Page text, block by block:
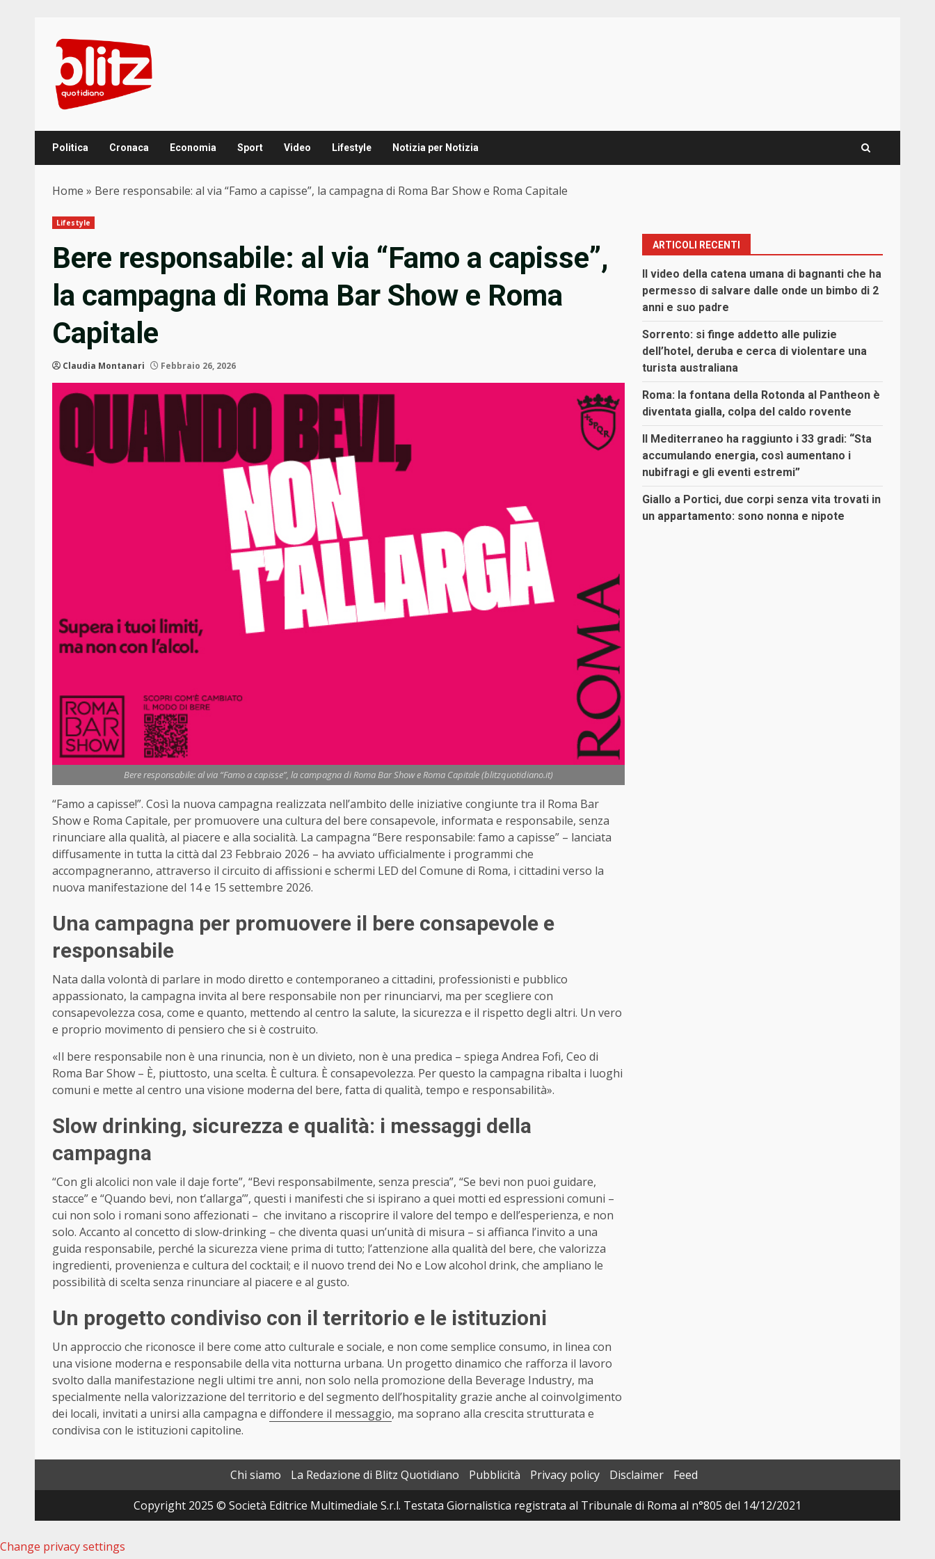
content
Politica Cronaca Economia Sport Video Lifestyle Notizia per Notizia
Home » Bere responsabile: al via “Famo a capisse”, la campagna di Roma Bar Show e Roma Capitale
Lifestyle
Bere responsabile: al via “Famo a capisse”,
la campagna di Roma Bar Show e Roma
Capitale
Claudia Montanari Febbraio 26, 2026
Bere responsabile: al via “Famo a capisse”, la campagna di Roma Bar Show e Roma Capitale (blitzquotidiano.it)
“Famo a capisse!”. Così la nuova campagna realizzata nell’ambito delle iniziative congiunte tra il Roma Bar
Show e Roma Capitale, per promuovere una cultura del bere consapevole, informata e responsabile, senza
rinunciare alla qualità, al piacere e alla socialità. La campagna “Bere responsabile: famo a capisse” – lanciata
diffusamente in tutta la città dal 23 Febbraio 2026 – ha avviato ufficialmente i programmi che
accompagneranno, attraverso il circuito di affissioni e schermi LED del Comune di Roma, i cittadini verso la
nuova manifestazione del 14 e 15 settembre 2026.
Una campagna per promuovere il bere consapevole e
responsabile
Nata dalla volontà di parlare in modo diretto e contemporaneo a cittadini, professionisti e pubblico
appassionato, la campagna invita al bere responsabile non per rinunciarvi, ma per scegliere con
consapevolezza cosa, come e quanto, mettendo al centro la salute, la sicurezza e il rispetto degli altri. Un vero
e proprio movimento di pensiero che si è costruito.
«Il bere responsabile non è una rinuncia, non è un divieto, non è una predica – spiega Andrea Fofi, Ceo di
Roma Bar Show – È, piuttosto, una scelta. È cultura. È consapevolezza. Per questo la campagna ribalta i luoghi
comuni e mette al centro una visione moderna del bere, fatta di qualità, tempo e responsabilità».
Slow drinking, sicurezza e qualità: i messaggi della
campagna
“Con gli alcolici non vale il daje forte”, “Bevi responsabilmente, senza prescia”, “Se bevi non puoi guidare,
stacce” e “Quando bevi, non t’allarga’”, questi i manifesti che si ispirano a quei motti ed espressioni comuni –
cui non solo i romani sono affezionati – che invitano a riscoprire il valore del tempo e dell’esperienza, e non
solo. Accanto al concetto di slow-drinking – che diventa quasi un’unità di misura – si affianca l’invito a una
guida responsabile, perché la sicurezza viene prima di tutto; l’attenzione alla qualità del bere, che valorizza
ingredienti, provenienza e cultura del cocktail; e il nuovo trend dei No e Low alcohol drink, che ampliano le
possibilità di scelta senza rinunciare al piacere e al gusto.
Un progetto condiviso con il territorio e le istituzioni
Un approccio che riconosce il bere come atto culturale e sociale, e non come semplice consumo, in linea con
una visione moderna e responsabile della vita notturna urbana. Un progetto dinamico che rafforza il lavoro
svolto dalla manifestazione negli ultimi tre anni, non solo nella promozione della Beverage Industry, ma
specialmente nella valorizzazione del territorio e del segmento dell’hospitality grazie anche al coinvolgimento
dei locali, invitati a unirsi alla campagna e diffondere il messaggio, ma soprano alla crescita strutturata e
condivisa con le istituzioni capitoline.
ARTICOLI RECENTI
Il video della catena umana di bagnanti che ha
permesso di salvare dalle onde un bimbo di 2
anni e suo padre
Sorrento: si finge addetto alle pulizie
dell’hotel, deruba e cerca di violentare una
turista australiana
Roma: la fontana della Rotonda al Pantheon è
diventata gialla, colpa del caldo rovente
Il Mediterraneo ha raggiunto i 33 gradi: “Sta
accumulando energia, così aumentano i
nubifragi e gli eventi estremi”
Giallo a Portici, due corpi senza vita trovati in
un appartamento: sono nonna e nipote
Chi siamo La Redazione di Blitz Quotidiano Pubblicità Privacy policy Disclaimer
Feed
Copyright 2025 © Società Editrice Multimediale S.r.l. Testata Giornalistica registrata al Tribunale di Roma al n°805 del 14/12/2021
Change privacy settings